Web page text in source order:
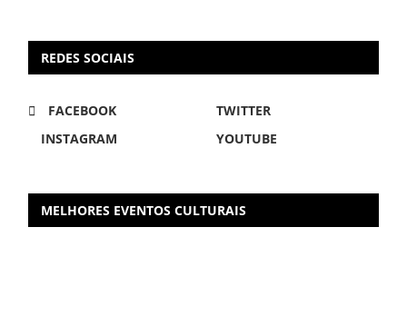
REDES SOCIAIS
FACEBOOK
TWITTER
INSTAGRAM
YOUTUBE
MELHORES EVENTOS CULTURAIS